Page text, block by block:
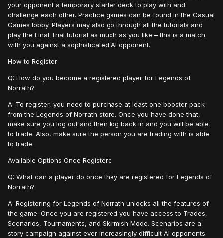
your opponent a temporary starter deck to play with and
challenge each other. Practice games can be found in the Casual
Games lobby. Players may also go through all the tutorials and
play the Final Trial tutorial as much as you like – this is a match
with you against a sophisticated AI opponent.
How to Register
Q: How do you become a registered player for Legends of
Norrath?
A: To register, you need to purchase at least one booster pack
from the Legends of Norrath store. Once you have done that,
make sure you log out and then log back in and you will be able
to trade. Also, make sure the person you are trading with is able
to trade.
Available Options Once Registerd
Q: What can a player do once they are registered for Legends of
Norrath?
A: Registering for Legends of Norrath unlocks all the features of
the game. Once you are registered you have access to Trades,
Scenarios, Tournaments, and Skirmish Mode. Scenarios are a
story campaign against ever increasingly difficult AI opponents.